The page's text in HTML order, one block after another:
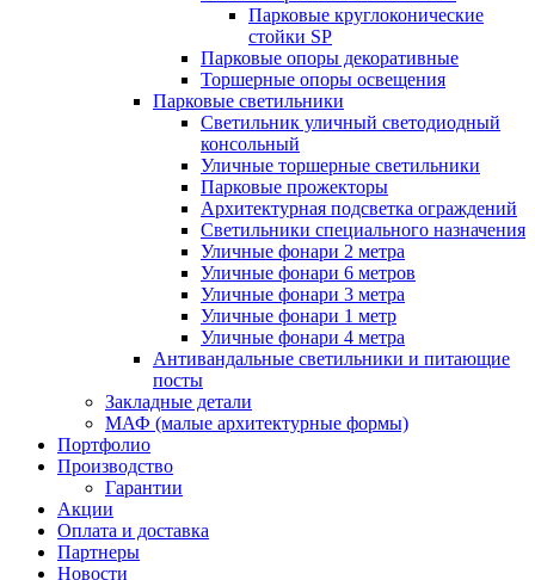
Парковые круглоконические
стойки SP
Парковые опоры декоративные
Торшерные опоры освещения
Парковые светильники
Светильник уличный светодиодный
консольный
Уличные торшерные светильники
Парковые прожекторы
Архитектурная подсветка ограждений
Светильники специального назначения
Уличные фонари 2 метра
Уличные фонари 6 метров
Уличные фонари 3 метра
Уличные фонари 1 метр
Уличные фонари 4 метра
Антивандальные светильники и питающие
посты
Закладные детали
МАФ (малые архитектурные формы)
Портфолио
Производство
Гарантии
Акции
Оплата и доставка
Партнеры
Новости